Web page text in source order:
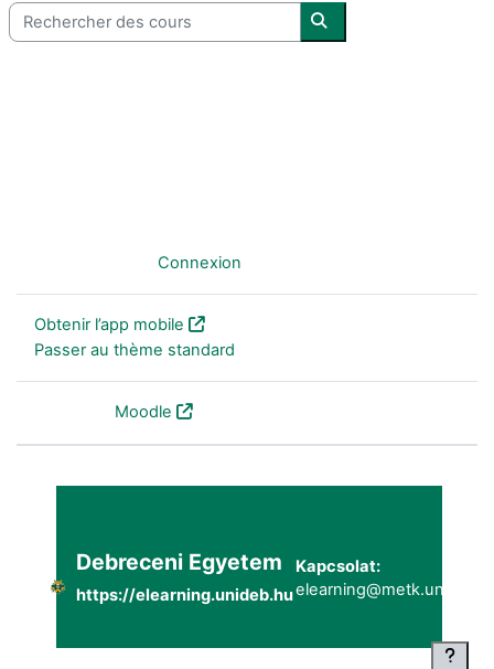
Rechercher des cours
Rechercher des cours
Connexion
Obtenir l’app mobile
Passer au thème standard
Moodle
Debreceni Egyetem
https://elearning.unideb.hu
Kapcsolat: